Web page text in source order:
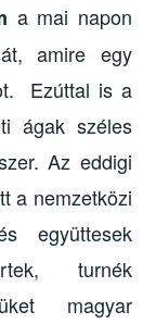
a mai napon
amire egy
Ezúttal is a
ágak széles
Az eddigi
a nemzetközi
együttesek
turnék
magyar